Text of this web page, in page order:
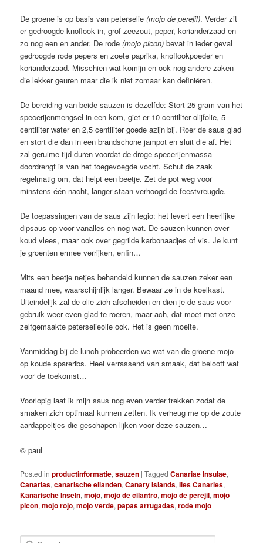
De groene is op basis van peterselie(mojo de perejil). Verder zit
er gedroogde knoflook in, grof zeezout, peper, korianderzaad en
zo nog een en ander. De rode(mojo picon) bevat in ieder geval
gedroogde rode pepers en zoete paprika, knoflookpoeder en
korianderzaad. Misschien wat komijn en ook nog andere zaken
die lekker geuren maar die ik niet zomaar kan definiëren.
De bereiding van beide sauzen is dezelfde: Stort 25 gram van het
specerijenmengsel in een kom, giet er 10 centiliter olijfolie, 5
centiliter water en 2,5 centiliter goede azijn bij. Roer de saus glad
en stort die dan in een brandschone jampot en sluit die af. Het
zal geruime tijd duren voordat de droge specerijenmassa
doordrengt is van het toegevoegde vocht. Schut de zaak
regelmatig om, dat helpt een beetje. Zet de pot weg voor
minstens één nacht, langer staan verhoogd de feestvreugde.
De toepassingen van de saus zijn legio: het levert een heerlijke
dipsaus op voor vanalles en nog wat. De sauzen kunnen over
koud vlees, maar ook over gegrilde karbonaadjes of vis. Je kunt
je groenten ermee verrijken, enfin…
Mits een beetje netjes behandeld kunnen de sauzen zeker een
maand mee, waarschijnlijk langer. Bewaar ze in de koelkast.
Uiteindelijk zal de olie zich afscheiden en dien je de saus voor
gebruik weer even glad te roeren, maar ach, dat moet met onze
zelfgemaakte peterselieolie ook. Het is geen moeite.
Vanmiddag bij de lunch probeerden we wat van de groene mojo
op koude spareribs. Heel verrassend van smaak, dat belooft wat
voor de toekomst…
Voorlopig laat ik mijn saus nog even verder trekken zodat de
smaken zich optimaal kunnen zetten. Ik verheug me op de zoute
aardappeltjes die geschapen lijken voor deze sauzen…
© paul
Posted in productinformatie,sauzen |Tagged Canariae Insulae,
Canarias,canarische eilanden,Canary Islands,Îles Canaries,
Kanarische Inseln,mojo,mojo de cilantro,mojo de perejil,mojo
picon,mojo rojo,mojo verde,papas arrugadas,rode mojo